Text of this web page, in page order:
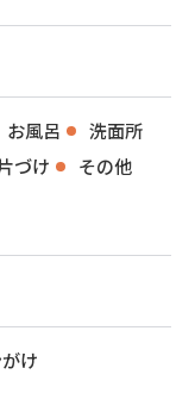
お風呂
洗面所
づけ その他
け